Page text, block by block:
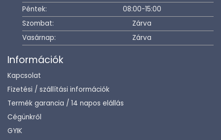
Péntek:
08:00-15:00
Szombat:
Zárva
Vasárnap:
Zárva
Információk
Kapcsolat
Fizetési / szállítási információk
Termék garancia / 14 napos elállás
Cégünkről
GYIK